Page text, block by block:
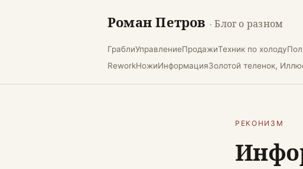
Роман Петров · Блог о разном
ГраблиУправлениеПродажиТехник по холоду
ReworkНожиИнформацияЗолотой теленок,
РЕКОНИЗМ